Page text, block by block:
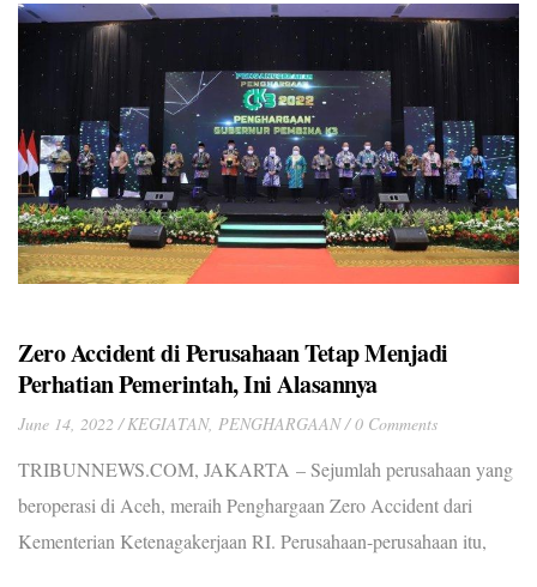
Zero Accident di Perusahaan Tetap Menjadi
Perhatian Pemerintah, Ini Alasannya
June 14, 2022 KEGIATAN, PENGHARGAAN 0 Comments
TRIBUNNEWS.COM, JAKARTA – Sejumlah perusahaan yang
beroperasi di Aceh, meraih Penghargaan Zero Accident dari
Kementerian Ketenagakerjaan RI. Perusahaan-perusahaan itu,